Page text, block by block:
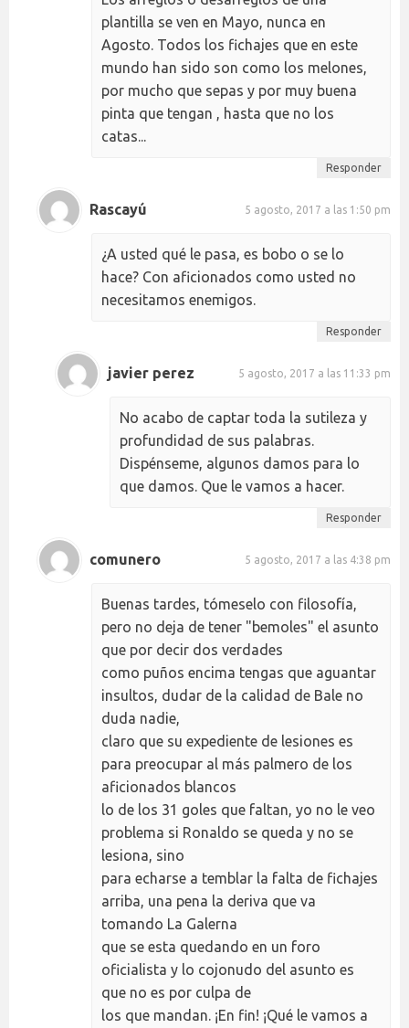
plantilla se ven en Mayo, nunca en
Agosto. Todos los fichajes que en este
mundo han sido son como los melones,
por mucho que sepas y por muy buena
pinta que tengan , hasta que no los
catas...
Responder
Rascayú 5 agosto, 2017 a las 1:50 pm
¿A usted qué le pasa, es bobo o se lo
hace? Con aficionados como usted no
necesitamos enemigos.
Responder
javier perez 5 agosto, 2017 a las 11:33 pm
No acabo de captar toda la sutileza y
profundidad de sus palabras.
Dispénseme, algunos damos para lo
que damos. Que le vamos a hacer.
Responder
comunero 5 agosto, 2017 a las 4:38 pm
Buenas tardes, tómeselo con filosofía,
pero no deja de tener "bemoles" el asunto
que por decir dos verdades
como puños encima tengas que aguantar
insultos, dudar de la calidad de Bale no
duda nadie,
claro que su expediente de lesiones es
para preocupar al más palmero de los
aficionados blancos
lo de los 31 goles que faltan, yo no le veo
problema si Ronaldo se queda y no se
lesiona, sino
para echarse a temblar la falta de fichajes
arriba, una pena la deriva que va
tomando La Galerna
que se esta quedando en un foro
oficialista y lo cojonudo del asunto es
que no es por culpa de
los que mandan. ¡En fin! ¡Qué le vamos a